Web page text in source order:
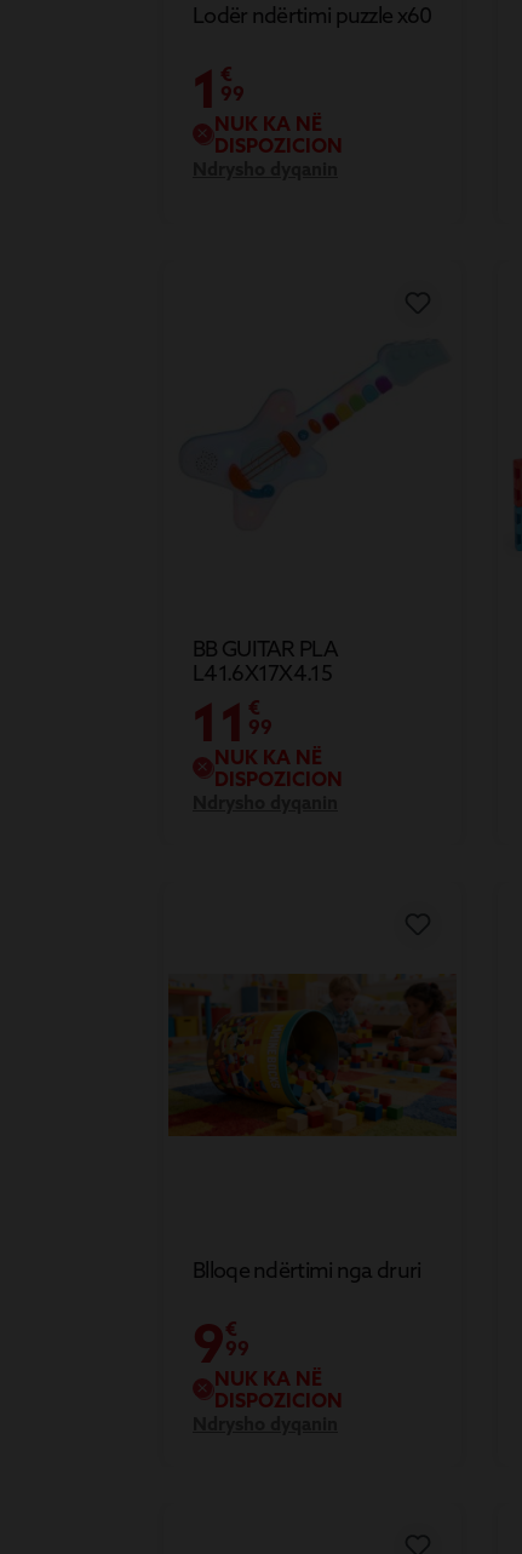
Lodër ndërtimi puzzle x60
1 €
99
NUK KA NË
DISPOZICION
BB GUITAR PLA
L41.6X17X4.15
11 €
99
NUK KA NË
DISPOZICION
Blloqe ndërtimi nga druri
9€
99
NUK KA NË
DISPOZICION